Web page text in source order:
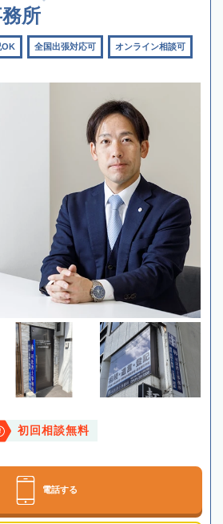
所
OK 全国出張対応可 オンライン相談可
初回相談無料
電話する